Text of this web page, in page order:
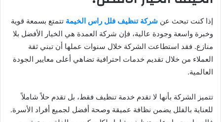
إذا كنت تبحث عن شركة تنظيف فلل راس الخيمة تتمتع بسمعة قوية
وخبرة واسعة وجودة عالية، فإن شركة العمدة هي الخيار الأفضل بلا
منازع. فقد استطاعت الشركة خلال سنوات عملها أن تبني ثقة
العملاء من خلال تقديم خدمات احترافية تضاهي أعلى معايير الجودة
العالمية.
تتميز الشركة بأنها لا تقدم خدمة تنظيف فقط، بل تقدم حلاً شاملاً
للعناية بالفلل يضمن نظافة عميقة وصحة أفضل لجميع أفراد الأسرة.